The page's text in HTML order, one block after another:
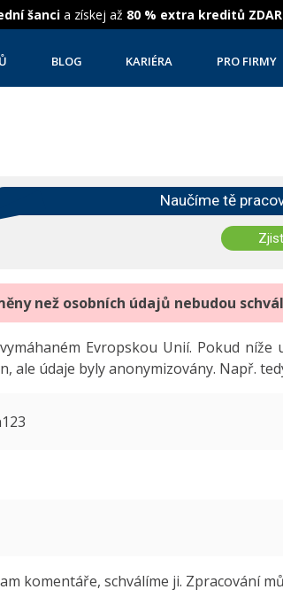
šanci a získej až 80 % extra kreditů
BLOG KARIÉRA PRO FIRMY
Naučíme tě
než osobních údajů nebudou
Evropskou Unií. Pokud níže
ale údaje byly anonymizovány. Např.
komentáře, schválíme ji. Zpracování